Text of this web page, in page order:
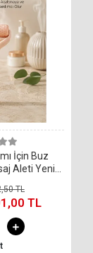
İçin Buz
Aleti Yeni
TL
TL